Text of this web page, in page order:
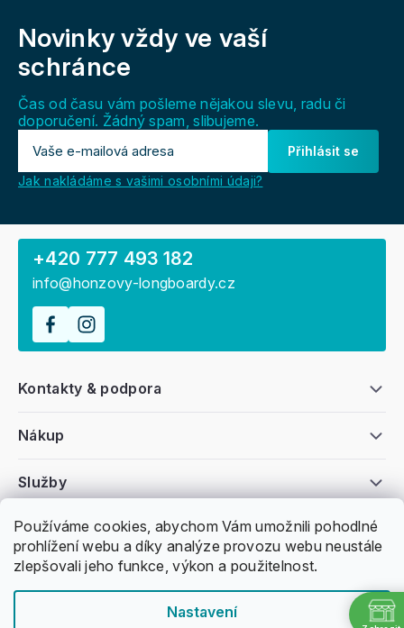
Používáme cookies, abychom Vám umožnili pohodlné
prohlížení webu a díky analýze provozu webu neustále
zlepšovali jeho funkce, výkon a použitelnost.
Nastavení
Novinky vždy ve vaší
schránce
Čas od času vám pošleme nějakou slevu, radu či
doporučení. Žádný spam, slibujeme.
Přihlásit se
Jak nakládáme s vašimi osobními údaji?
Všeobecné informace
Nákup
Kontakty & podpora
Služby
+420 777 493 182
info@honzovy-longboardy.cz